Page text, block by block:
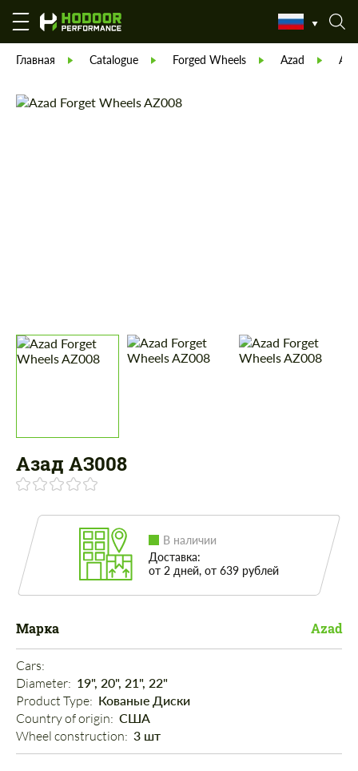
Главная Catalogue Forged Wheels Azad
Азад АЗ008
В наличии
Доставка:
от 2 дней, от 639 рублей
Марка Azad
Cars:
Diameter: 19", 20", 21", 22"
Product Type: Кованые Диски
Country of origin: США
Wheel construction: 3 шт